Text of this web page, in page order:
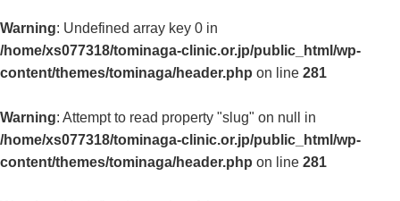
Warning: Undefined array key 0 in
/home/xs077318/tominaga-clinic.or.jp/public_html/wp-
content/themes/tominaga/header.php on line 281
Warning: Attempt to read property "slug" on null in
/home/xs077318/tominaga-clinic.or.jp/public_html/wp-
content/themes/tominaga/header.php on line 281